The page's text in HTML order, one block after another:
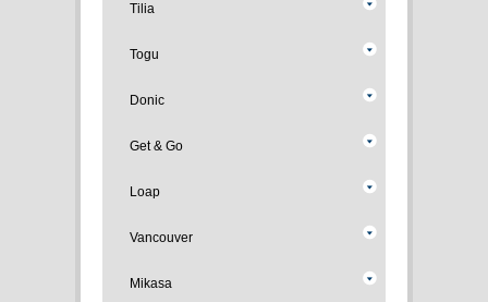
Tilia
Togu
Donic
Get & Go
Loap
Vancouver
Mikasa